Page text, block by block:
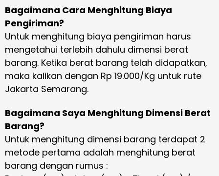
Bagaimana Cara Menghitung Biaya
Pengiriman?
Untuk menghitung biaya pengiriman harus
mengetahui terlebih dahulu dimensi berat
barang. Ketika berat barang telah didapatkan,
maka kalikan dengan Rp 19.000/Kg untuk rute
Jakarta Semarang.
Bagaimana Saya Menghitung Dimensi Berat
Barang?
Untuk menghitung dimensi barang terdapat 2
metode pertama adalah menghitung berat
barang dengan rumus :